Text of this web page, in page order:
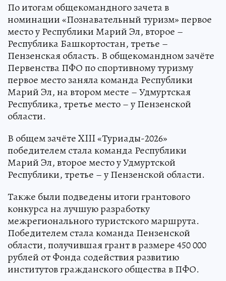
По итогам общекомандного зачета в
номинации «Познавательный туризм» первое
место у Республики Марий Эл, второе –
Республика Башкортостан, третье –
Пензенская область. В общекомандном зачёте
Первенства ПФО по спортивному туризму
первое место заняла команда Республики
Марий Эл, на втором месте – Удмуртская
Республика, третье место – у Пензенской
области.
В общем зачёте XIII «Туриады-2026»
победителем стала команда Республики
Марий Эл, второе место у Удмуртской
Республики, третье – у Пензенской области.
Также были подведены итоги грантового
конкурса на лучшую разработку
межрегионального туристского маршрута.
Победителем стала команда Пензенской
области, получившая грант в размере 450 000
рублей от Фонда содействия развитию
институтов гражданского общества в ПФО.